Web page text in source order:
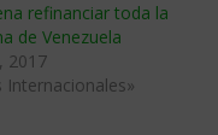
refinanciar toda la
de Venezuela
2017
Internacionales»